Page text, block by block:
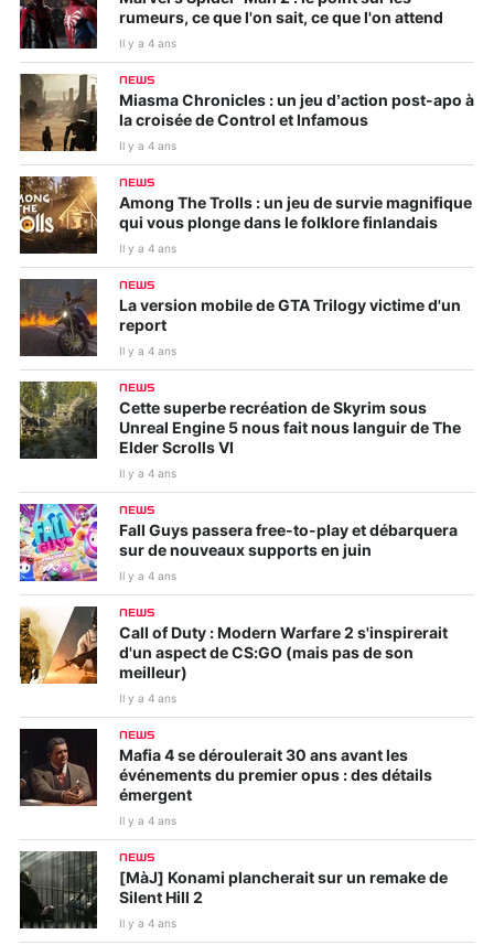
rumeurs, ce que l'on sait, ce que l'on attend
Il y a 4 ans
NEWS
Miasma Chronicles : un jeu d’action post-apo à
la croisée de Control et Infamous
Il y a 4 ans
NEWS
Among The Trolls : un jeu de survie magnifique
qui vous plonge dans le folklore finlandais
Il y a 4 ans
NEWS
La version mobile de GTA Trilogy victime d'un
report
Il y a 4 ans
NEWS
Cette superbe recréation de Skyrim sous
Unreal Engine 5 nous fait nous languir de The
Elder Scrolls VI
Il y a 4 ans
NEWS
Fall Guys passera free-to-play et débarquera
sur de nouveaux supports en juin
Il y a 4 ans
NEWS
Call of Duty : Modern Warfare 2 s'inspirerait
d'un aspect de CS:GO (mais pas de son
meilleur)
Il y a 4 ans
NEWS
Mafia 4 se déroulerait 30 ans avant les
événements du premier opus : des détails
émergent
Il y a 4 ans
NEWS
[MàJ] Konami plancherait sur un remake de
Silent Hill 2
Il y a 4 ans